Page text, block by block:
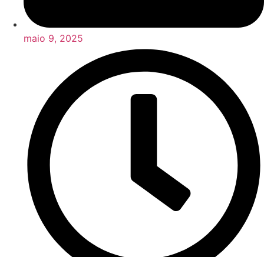
maio 9, 2025